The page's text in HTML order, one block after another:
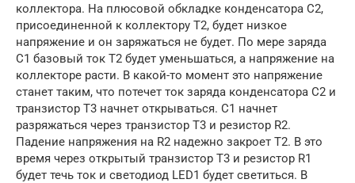
коллектора. На плюсовой обкладке конденсатора С2,
присоединенной к коллектору Т2, будет низкое
напряжение и он заряжаться не будет. По мере заряда
С1 базовый ток Т2 будет уменьшаться, а напряжение на
коллекторе расти. В какой-то момент это напряжение
станет таким, что потечет ток заряда конденсатора C2 и
транзистор Т3 начнет открываться. С1 начнет
разряжаться через транзистор Т3 и резистор R2.
Падение напряжения на R2 надежно закроет Т2. В это
время через открытый транзистор Т3 и резистор R1
будет течь ток и светодиод LED1 будет светиться. В